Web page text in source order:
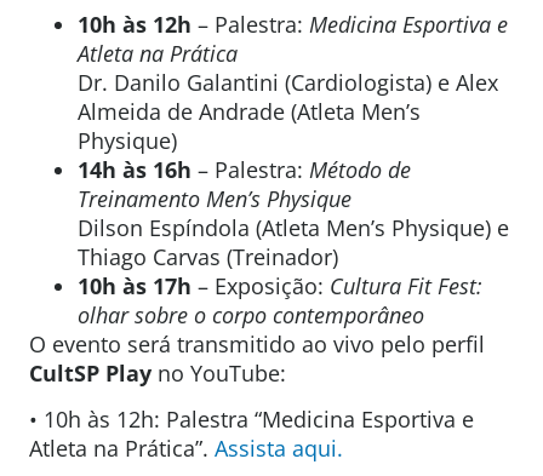
10h às 12h – Palestra: Medicina Esportiva e
Atleta na Prática
Dr. Danilo Galantini (Cardiologista) e Alex
Almeida de Andrade (Atleta Men’s
Physique)
14h às 16h – Palestra: Método de
Treinamento Men’s Physique
Dilson Espíndola (Atleta Men’s Physique) e
Thiago Carvas (Treinador)
10h às 17h – Exposição: Cultura Fit Fest:
olhar sobre o corpo contemporâneo
O evento será transmitido ao vivo pelo perfil
CultSP Play no YouTube:
• 10h às 12h: Palestra “Medicina Esportiva e
Atleta na Prática”. Assista aqui.